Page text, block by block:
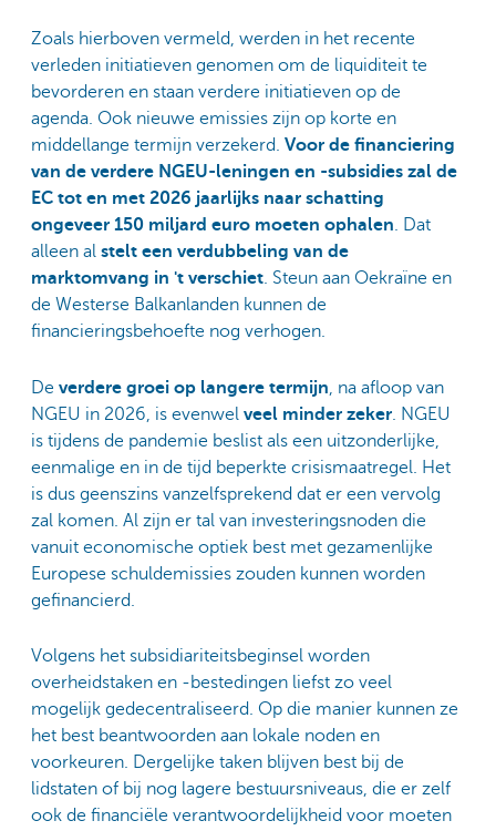
Zoals hierboven vermeld, werden in het recente
verleden initiatieven genomen om de liquiditeit te
bevorderen en staan verdere initiatieven op de
agenda. Ook nieuwe emissies zijn op korte en
middellange termijn verzekerd. Voor de financiering
van de verdere NGEU-leningen en -subsidies zal de
EC tot en met 2026 jaarlijks naar schatting
ongeveer 150 miljard euro moeten ophalen. Dat
alleen al stelt een verdubbeling van de
marktomvang in 't verschiet. Steun aan Oekraïne en
de Westerse Balkanlanden kunnen de
financieringsbehoefte nog verhogen.
De verdere groei op langere termijn, na afloop van
NGEU in 2026, is evenwel veel minder zeker. NGEU
is tijdens de pandemie beslist als een uitzonderlijke,
eenmalige en in de tijd beperkte crisismaatregel. Het
is dus geenszins vanzelfsprekend dat er een vervolg
zal komen. Al zijn er tal van investeringsnoden die
vanuit economische optiek best met gezamenlijke
Europese schuldemissies zouden kunnen worden
gefinancierd.
Volgens het subsidiariteitsbeginsel worden
overheidstaken en -bestedingen liefst zo veel
mogelijk gedecentraliseerd. Op die manier kunnen ze
het best beantwoorden aan lokale noden en
voorkeuren. Dergelijke taken blijven best bij de
lidstaten of bij nog lagere bestuursniveaus, die er zelf
ook de financiële verantwoordelijkheid voor moeten